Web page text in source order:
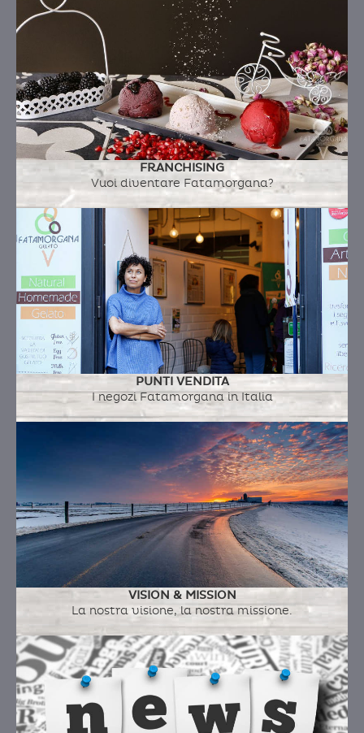
PRUGNA ROSSA ,FIORI D'IBISCO
Ingredienti:prugna, zucchero, karkade fiori di
PRUGNE AL FORNO , MAGGIORANA & RUM
Ingredienti:prugna, zucchero, rum rosso,
maggiorana
PRUGNE AL SAKE'
Ingredienti: prugna, acqua, zucchero, sake
FRANCHISING
Vuoi diventare Fatamorgana?
PUNTI VENDITA
I negozi Fatamorgana in Italia
VISION & MISSION
La nostra visione, la nostra missione.